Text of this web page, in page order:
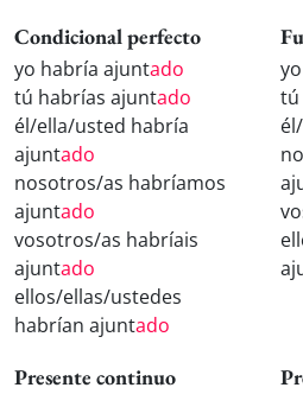
Condicional perfecto
yo habría ajuntado
tú habrías ajuntado
él/ella/usted habría
ajuntado
nosotros/as habríamos
ajuntado
vosotros/as habríais
ajuntado
ellos/ellas/ustedes
habrían ajuntado
tú
Presente continuo